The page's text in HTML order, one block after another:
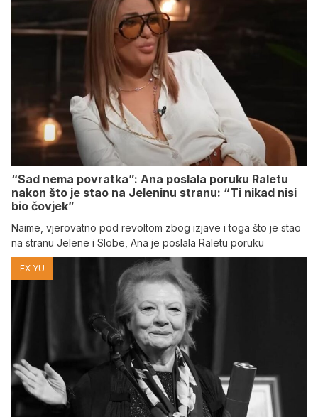
“Sad nema povratka”: Ana poslala poruku Raletu
nakon što je stao na Jeleninu stranu: “Ti nikad nisi
bio čovjek”
Naime, vjerovatno pod revoltom zbog izjave i toga što je stao
na stranu Jelene i Slobe, Ana je poslala Raletu poruku
EX YU